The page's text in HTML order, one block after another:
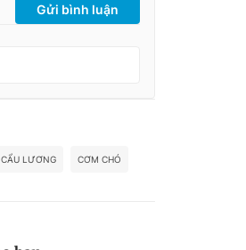
Gửi bình luận
CẨU LƯƠNG CƠM CHÓ